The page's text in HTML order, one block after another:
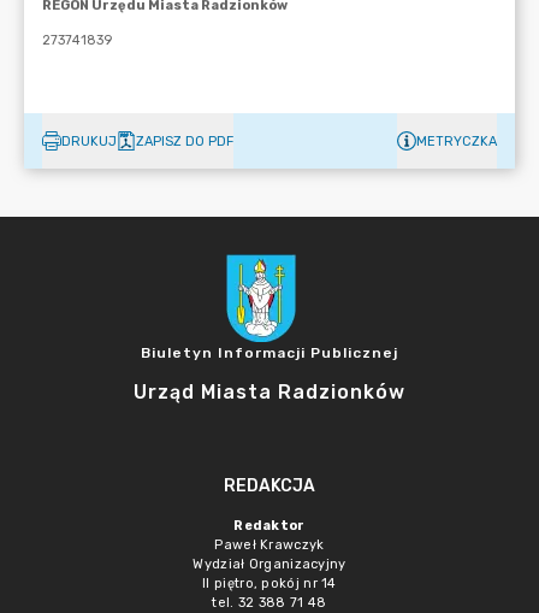
DRUKUJ ZAPISZ DO PDF METRYCZKA
Biuletyn Informacji Publicznej
Urząd Miasta Radzionków
REDAKCJA
Redaktor
Paweł Krawczyk
Wydział Organizacyjny
II piętro, pokój nr 14
tel. 32 388 71 48